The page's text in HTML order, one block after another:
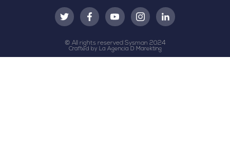
© All rights reserved Sysman 2024
Crafted by La Agencia D Marekting